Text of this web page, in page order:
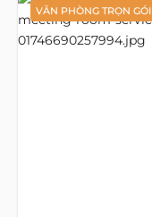
VĂN PHÒNG TRỌN GÓI